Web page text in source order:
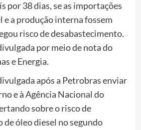
por 38 dias, se as importações
e a produção interna fossem
risco de desabastecimento.
por meio de nota do
e Energia.
após a Petrobras enviar
e à Agência Nacional do
sobre o risco de
óleo diesel no segundo